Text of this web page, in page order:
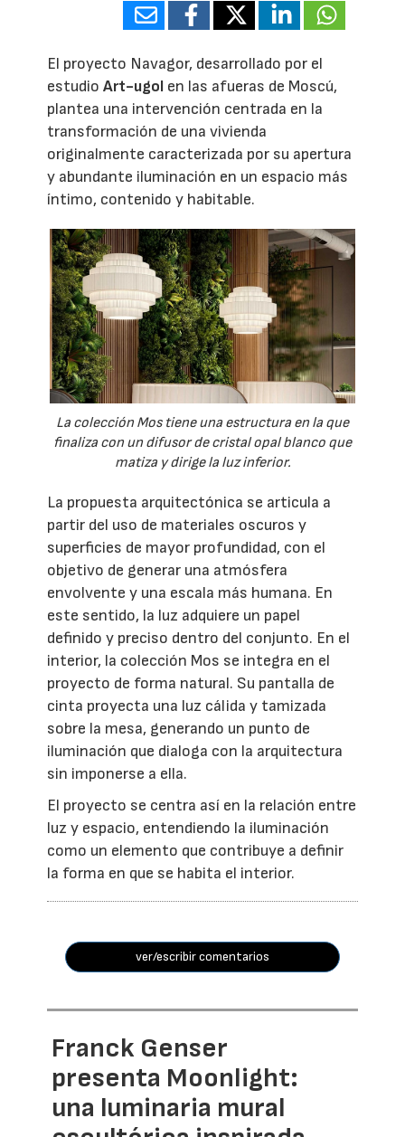
El proyecto Navagor, desarrollado por el
estudioArt-ugol en las afueras de Moscú,
plantea una intervención centrada en la
transformación de una vivienda
originalmente caracterizada por su apertura
y abundante iluminación en un espacio más
íntimo, contenido y habitable.
La colección Mos tiene una estructura en la que
finaliza con un difusor de cristal opal blanco que
matiza y dirige la luz inferior.
La propuesta arquitectónica se articula a
partir del uso de materiales oscuros y
superficies de mayor profundidad, con el
objetivo de generar una atmósfera
envolvente y una escala más humana. En
este sentido, la luz adquiere un papel
definido y preciso dentro del conjunto. En el
interior, la colección Mos se integra en el
proyecto de forma natural. Su pantalla de
cinta proyecta una luz cálida y tamizada
sobre la mesa, generando un punto de
iluminación que dialoga con la arquitectura
sin imponerse a ella.
El proyecto se centra así en la relación entre
luz y espacio, entendiendo la iluminación
como un elemento que contribuye a definir
la forma en que se habita el interior.
ver/escribir comentarios
Franck Genser
presenta Moonlight:
una luminaria mural